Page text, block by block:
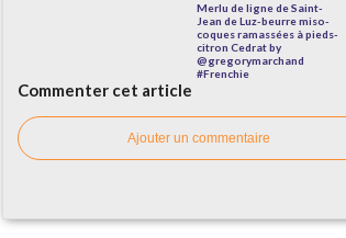
Merlu de ligne de Saint-
Jean de Luz-beurre miso-
coques ramassées à pieds-
citron Cedrat by
@gregorymarchand
#Frenchie
Commenter cet article
Ajouter un commentaire